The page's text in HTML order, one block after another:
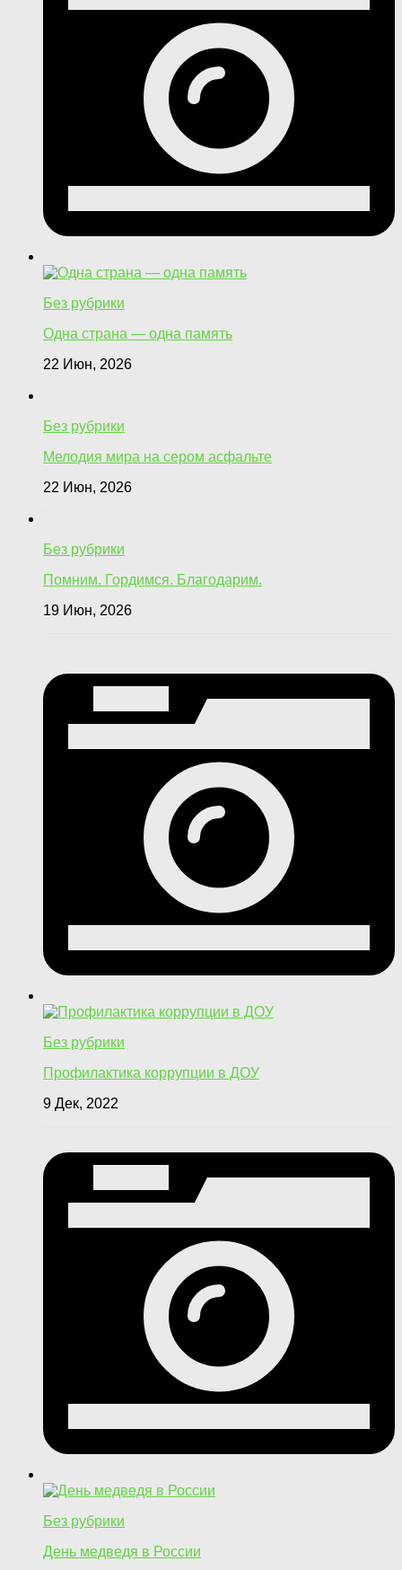
Без рубрики
Одна страна — одна память
22 Июн, 2026
Без рубрики
Мелодия мира на сером асфальте
22 Июн, 2026
Без рубрики
Помним. Гордимся. Благодарим.
19 Июн, 2026
Без рубрики
Профилактика коррупции в ДОУ
9 Дек, 2022
Без рубрики
День медведя в России